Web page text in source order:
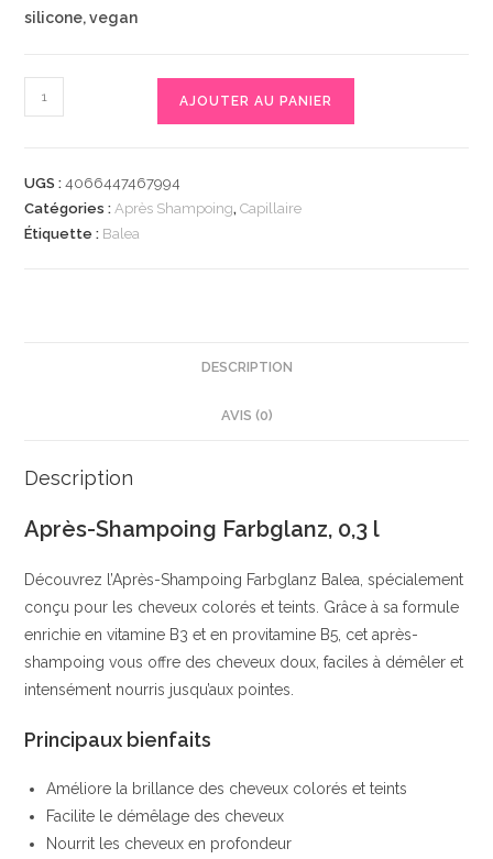
silicone, vegan
de
l
colorés
Sans
Sans
Ammoniaque,
Sans
Silicones
|
AJOUTER AU PANIER
UGS :4066447467994
Catégories :Après Shampoing,Capillaire
Étiquette : Balea
DESCRIPTION
AVIS (0)
Description
Après-Shampoing Farbglanz, 0,3 l
Découvrez l’Après-Shampoing Farbglanz Balea, spécialement
conçu pour les cheveux colorés et teints. Grâce à sa formule
enrichie en vitamine B3 et en provitamine B5, cet après-
shampoing vous offre des cheveux doux, faciles à démêler et
intensément nourris jusqu’aux pointes.
Principaux bienfaits
Améliore la brillance des cheveux colorés et teints
Facilite le démêlage des cheveux
Nourrit les cheveux en profondeur